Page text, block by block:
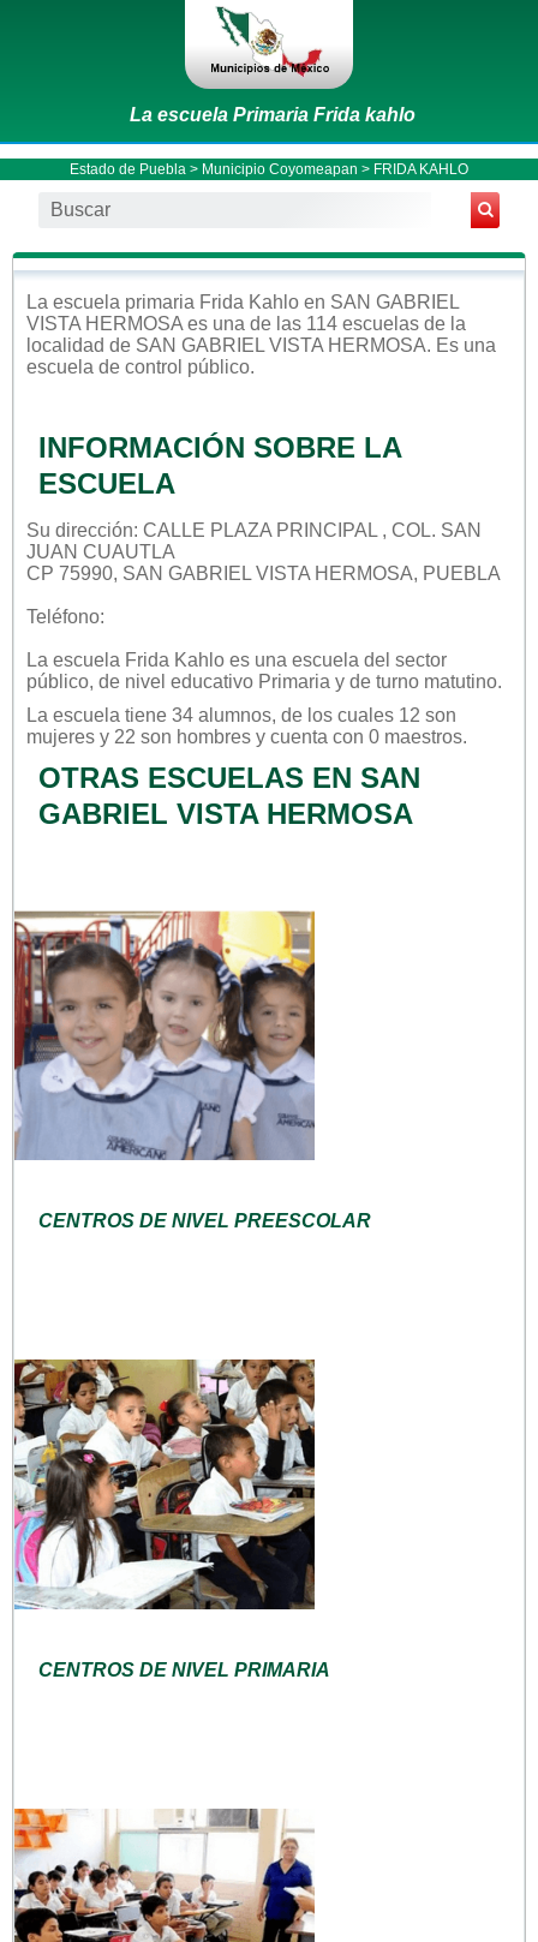
La escuela Primaria Frida kahlo
Estado de Puebla > Municipio Coyomeapan > FRIDA KAHLO
La escuela primaria Frida Kahlo en SAN GABRIEL
VISTA HERMOSA es una de las 114 escuelas de la
localidad de SAN GABRIEL VISTA HERMOSA. Es una
escuela de control público.
INFORMACIÓN SOBRE LA
ESCUELA
Su dirección: CALLE PLAZA PRINCIPAL , COL. SAN
JUAN CUAUTLA
CP 75990, SAN GABRIEL VISTA HERMOSA, PUEBLA
Teléfono:
La escuela Frida Kahlo es una escuela del sector
público, de nivel educativo Primaria y de turno matutino.
La escuela tiene 34 alumnos, de los cuales 12 son
mujeres y 22 son hombres y cuenta con 0 maestros.
OTRAS ESCUELAS EN SAN
GABRIEL VISTA HERMOSA
CENTROS DE NIVEL PREESCOLAR
CENTROS DE NIVEL PRIMARIA